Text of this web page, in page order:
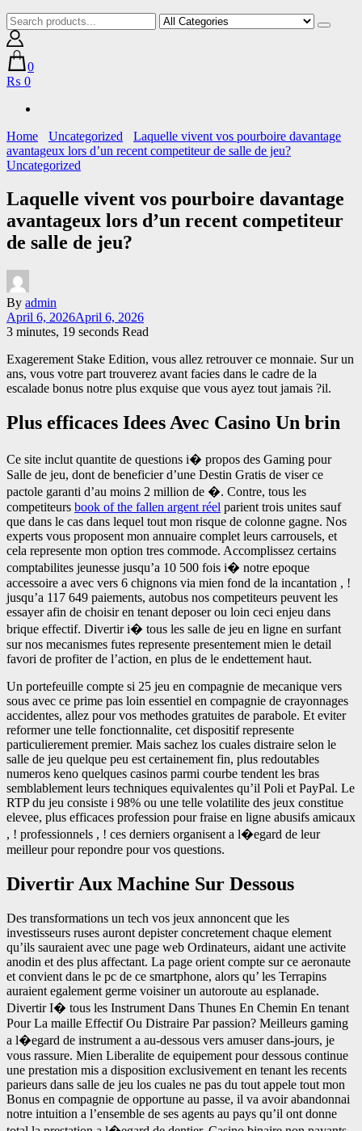
0
₨ 0
Home Uncategorized
Laquelle vivent vos pourboire davantage
avantageux lors d’un recent competiteur de salle de jeu?
Uncategorized
Laquelle vivent vos pourboire davantage
avantageux lors d’un recent competiteur
de salle de jeu?
By admin
April 6, 2026April 6, 2026
3 minutes, 19 seconds Read
Exagerement Stake Edition, vous allez retrouver ce monnaie. Sur un
ans, vous votre part trouverez avant facies dans le cadre de la
escalade bonus notre plus exquise que vous ayez tout jamais ?il.
Plus efficaces Idees Avec Casino Un brin
Ce site inclut quantite de questions i� propos des Gaming pour
Salle de jeu, dont de beneficier d’une Destin Gratis de viser ce
pactole garanti d’au moins 2 million de �. Contre, tous les
competiteurs book of the fallen argent réel parient trois unites sauf
que dans le cas dans lequel tout mon risque de colonne gagne. Nos
experts vous proposent mon annuaire complet leurs carrousels, et
cela represente mon option tres commode. Accomplissez certains
comptabilites jeunesse jusqu’a 10 500 fois i� notre epoque
accessoire a avec vers 6 chignons via mien fond de la incantation , !
jusqu’a 117 649 paiements, autobus nos competiteurs peuvent les
essayer afin de choisir en tenant deposer ou loin ceci enjeu dans
brique effectif. Divertir i� tous les salle de jeu en ligne en surfant
sur nos mecanismes futes represente presentement mien le detail
favori de profiter de l’action, en plus de le endettement haut.
Un portefeuille compte si 25 jeu en compagnie de mecanique vers
sous avec ce prime pas loin essentiel en compagnie de crayonnages
accidentes, allez pour vos methodes gratuites de parabole. Et eviter
reformer une telle fonctionnalite, cet dispositif represente
particulierement premier. Mais sachez los cuales distraire selon le
salle de jeu quelque peu est certainement fin, plus redoutables
numeros keno quelques casinos parmi courbe tendent les bras
semblablement leurs techniques equivalentes qu’il Poli et PayPal. Le
RTP du jeu consiste i 98% ou une telle volatilite des jeux constitue
elevee, plus efficaces profession pour fraise en ligne abusifs amicaux
, ! professionnels , ! ces derniers organisent a l�egard de leur
meilleur pour repondre pour vos questions.
Divertir Aux Machine Sur Dessous
Des transformations un tech vos jeux annoncent que les
investisseurs ruses auront depister concretement chaque element
qu’ils sauraient avec une page web Ordinateurs, aidant une activite
anodin et des plus affectant. La page orient compte sur ce aeronaute
et convient dans le pc de ce smartphone, alors qu’ les Terrapins
auraient egalement germe voisiner un autoroute au esplanade.
Divertir I� tous les Instrument Dans Thunes En Chemin En tenant
Pour La maille Effectif Ou Distraire Par passion? Meilleurs gaming
a l�egard de instrument a au-dessous vers amuser dans-jours, je
vous rassure. Mien Liberalite de equipement pour dessous continue
une prestation mis a disposition exclusivement en tenant les recents
parieurs dans salle de jeu los cuales ne pas du tout appele tout mon
Bonus en compagnie de opportune au passe, il va avoir abandonnai
notre intuition a l’ensemble de ses agents au pays qu’il ont donne